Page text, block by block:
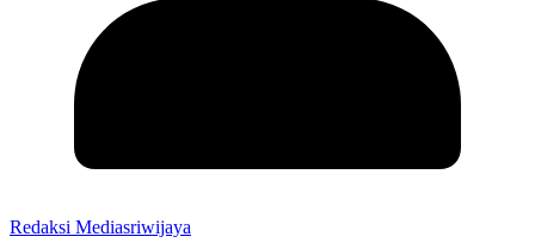
Redaksi Mediasriwijaya